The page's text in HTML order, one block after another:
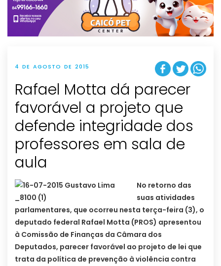
t
i
o
n
4 DE AGOSTO DE 2015
Rafael Motta dá parecer
favorável a projeto que
defende integridade dos
professores em sala de
No retorno das
suas atividades
parlamentares, que ocorreu nesta terça-feira (3), o
deputado federal Rafael Motta (PROS) apresentou
à Comissão de Finanças da Câmara dos
Deputados, parecer favorável ao projeto de lei que
trata da política de prevenção à violência contra